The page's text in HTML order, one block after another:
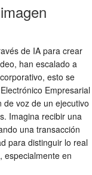
de IA para crear
han escalado a
esto se
Empresarial
de voz de un ejecutivo
Imagina recibir una
una transacción
para distinguir lo real
especialmente en